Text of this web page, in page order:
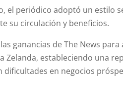
el periódico adoptó un estilo
su circulación y beneficios.
ganancias de The News
Zelanda, estableciendo una
dificultades en negocios